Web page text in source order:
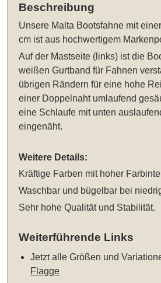
Beschreibung
Unsere Malta Bootsfahne mit
cm ist aus hochwertigem
Auf der Mastseite (links) ist die
weißen Gurtband für Fahnen
übrigen Rändern für eine hohe
einer Doppelnaht umlaufend
eine Schlaufe mit unten
eingenäht.
Weitere Details:
Kräftige Farben mit hoher
Waschbar und bügelbar bei
Sehr hohe Qualität und Stabilität.
Weiterführende Links
Jetzt alle Größen und
Flagge